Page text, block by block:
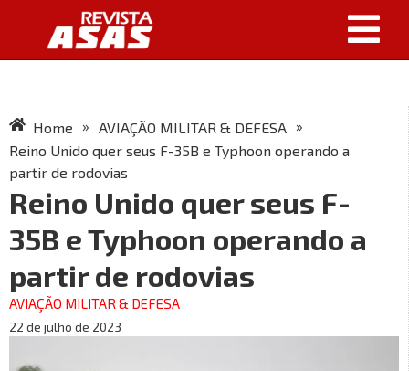
Home » AVIAÇÃO MILITAR & DEFESA »
Reino Unido quer seus F-35B e Typhoon operando a
partir de rodovias
Reino Unido quer seus F-
35B e Typhoon operando a
partir de rodovias
AVIAÇÃO MILITAR & DEFESA
22 de julho de 2023